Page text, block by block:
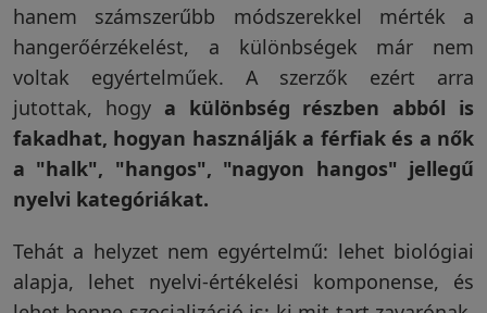
hanem számszerűbb módszerekkel mérték a
hangerőérzékelést, a különbségek már nem
voltak egyértelműek. A szerzők ezért arra
jutottak, hogy a különbség részben abból is
fakadhat, hogyan használják a férfiak és a nők
a "halk", "hangos", "nagyon hangos" jellegű
nyelvi kategóriákat.
Tehát a helyzet nem egyértelmű: lehet biológiai
alapja, lehet nyelvi-értékelési komponense, és